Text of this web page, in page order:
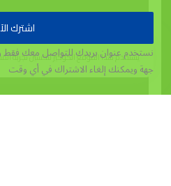
يستخدم هذا الموقع الكوكيز لتحسين تجربة
اشترك
نستخدم عنوان بريدك للتواصل معك فقط
جهةويمكنك إلغاء الاشتراك في أي وقت